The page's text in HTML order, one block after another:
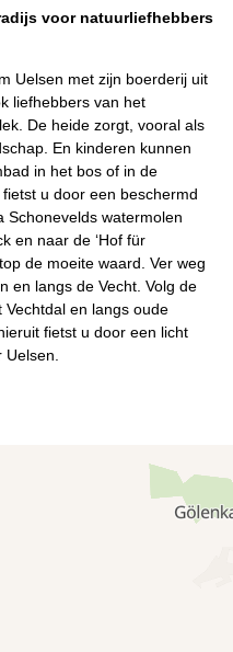
voor natuurliefhebbers
Uelsen met zijn boerderij uit
liefhebbers van het
De heide zorgt, vooral als
En kinderen kunnen
in het bos of in de
u door een beschermd
Schonevelds watermolen
en naar de ‘Hof für
de moeite waard. Ver weg
en langs de Vecht. Volg de
en langs oude
fietst u door een licht